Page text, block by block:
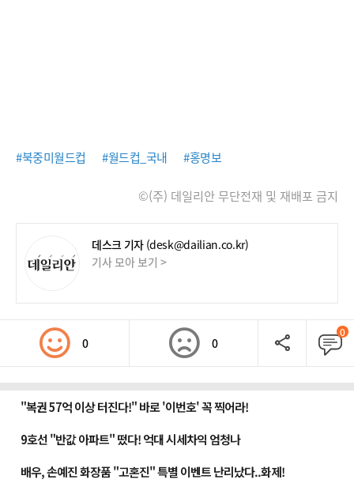
#북중미월드컵 #월드컵_국내 #홍명보
©(주) 데일리안 무단전재 및 재배포 금지
데스크 기자 (desk@dailian.co.kr)
기사 모아 보기 >
0 0
0